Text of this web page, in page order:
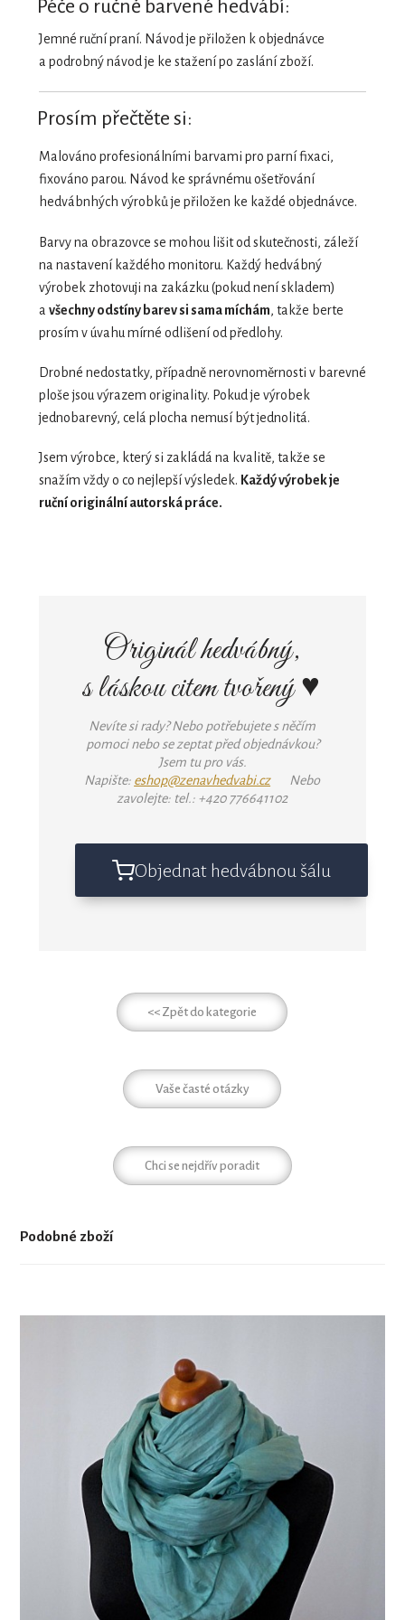
Péče o ručně barvené hedvábí:
Jemné ruční praní. Návod je přiložen k objednávce
a podrobný návod je ke stažení po zaslání zboží.
Prosím přečtěte si:
Malováno profesionálními barvami pro parní fixaci,
fixováno parou. Návod ke správnému ošetřování
hedvábnhých výrobků je přiložen ke každé objednávce.
Barvy na obrazovce se mohou lišit od skutečnosti, záleží
na nastavení každého monitoru. Každý hedvábný
výrobek zhotovuji na zakázku (pokud není skladem)
a všechny odstíny barev si sama míchám, takže berte
prosím v úvahu mírné odlišení od předlohy.
Drobné nedostatky, případně nerovnoměrnosti v barevné
ploše jsou výrazem originality. Pokud je výrobek
jednobarevný, celá plocha nemusí být jednolitá.
Jsem výrobce, který si zakládá na kvalitě, takže se
snažím vždy o co nejlepší výsledek. Každý výrobek je
ruční originální autorská práce.
Originál hedvábný,
s láskou citem tvořený ♥
Nevíte si rady? Nebo potřebujete s něčím
pomoci nebo se zeptat před objednávkou?
Jsem tu pro vás.
Napište: eshop@zenavhedvabi.czNebo
zavolejte: tel.: +420 776641102
Objednat hedvábnou šálu
<< Zpět do kategorie
Vaše časté otázky
Chci se nejdřív poradit
Podobné zboží